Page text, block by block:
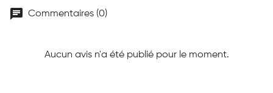
chat Commentaires (0)
Aucun avis n'a été publié pour le moment.